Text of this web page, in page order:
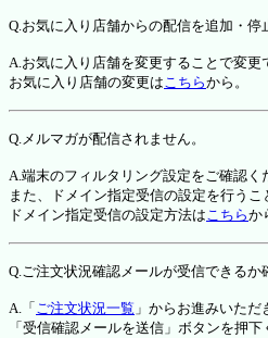
Q.お気に入り店舗からの配信を追加・停
A.お気に入り店舗を変更することで変更
お気に入り店舗の変更はこちらから。
Q.メルマガが配信されません。
A.端末のフィルタリング設定をご確認く
また、ドメイン指定受信の設定を行うこ
ドメイン指定受信の設定方法はこちらか
Q.ご注文状況確認メールが受信できるか
A.「 ご注文状況一覧 」からお進みいただ
「受信確認メールを送信」ボタンを押下